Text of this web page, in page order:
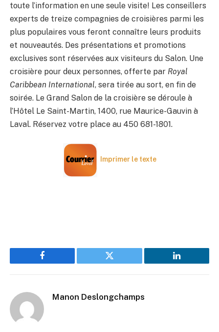
toute l’information en une seule visite! Les conseillers
experts de treize compagnies de croisières parmi les
plus populaires vous feront connaître leurs produits
et nouveautés. Des présentations et promotions
exclusives sont réservées aux visiteurs du Salon. Une
croisière pour deux personnes, offerte par Royal
Caribbean International, sera tirée au sort, en fin de
soirée. Le Grand Salon de la croisière se déroule à
l’Hôtel Le Saint-Martin, 1400, rue Maurice-Gauvin à
Laval. Réservez votre place au 450 681-1801.
Imprimer le texte
Facebook Twitter LinkedIn
Manon Deslongchamps